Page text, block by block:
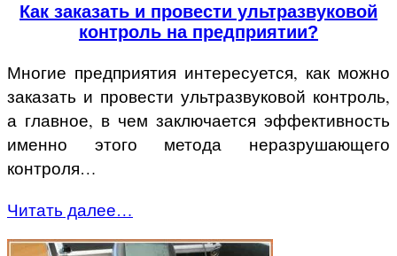
Как заказать и провести ультразвуковой
контроль на предприятии?
Многие предприятия интересуется, как можно
заказать и провести ультразвуковой контроль,
а главное, в чем заключается эффективность
именно этого метода неразрушающего
контроля…
Читать далее…